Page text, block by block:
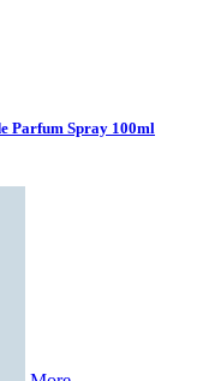
Parfum Spray 100ml